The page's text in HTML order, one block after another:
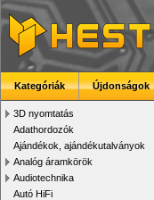
Kategóriák Újdonságok
3D nyomtatás
Adathordozók
Ajándékok, ajándékutalványok
Analóg áramkörök
Audiotechnika
Autó HiFi